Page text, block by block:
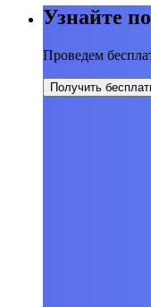
Узнайте
Проведем
Получить